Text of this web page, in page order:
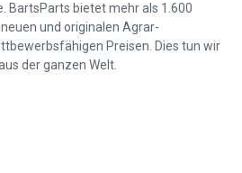
BartsParts bietet mehr als 1.600
und originalen Agrar-
Preisen. Dies tun wir
der ganzen Welt.